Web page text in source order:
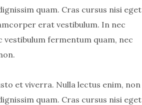
quam. Cras cursus nisi eget
erat vestibulum. In nec
vestibulum fermentum quam, nec
et viverra. Nulla lectus enim, non
quam. Cras cursus nisi eget